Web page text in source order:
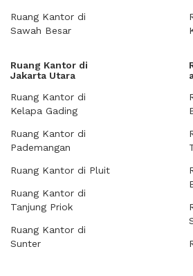
Ruang Kantor di
Sawah Besar
Ruang Kantor di
Jakarta Utara
Ruang Kantor di
Kelapa Gading
Ruang Kantor di
Pademangan
Ruang Kantor di Pluit
Ruang Kantor di
Tanjung Priok
Ruang Kantor di
Sunter